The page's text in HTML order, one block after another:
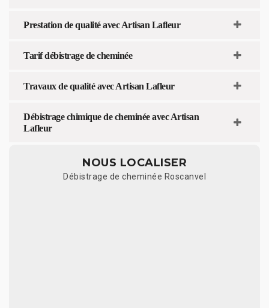
Prestation de qualité avec Artisan Lafleur
Tarif débistrage de cheminée
Travaux de qualité avec Artisan Lafleur
Débistrage chimique de cheminée avec Artisan
Lafleur
NOUS LOCALISER
Débistrage de cheminée Roscanvel